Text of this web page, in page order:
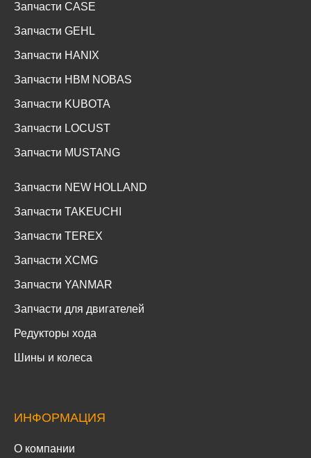
Запчасти CASE
Запчасти GEHL
Запчасти HANIX
Запчасти HBM NOBAS
Запчасти KUBOTA
Запчасти LOCUST
Запчасти MUSTANG
Запчасти NEW HOLLAND
Запчасти TAKEUCHI
Запчасти TEREX
Запчасти XCMG
Запчасти YANMAR
Запчасти для двигателей
Редукторы хода
Шины и колеса
ИНФОРМАЦИЯ
О компании